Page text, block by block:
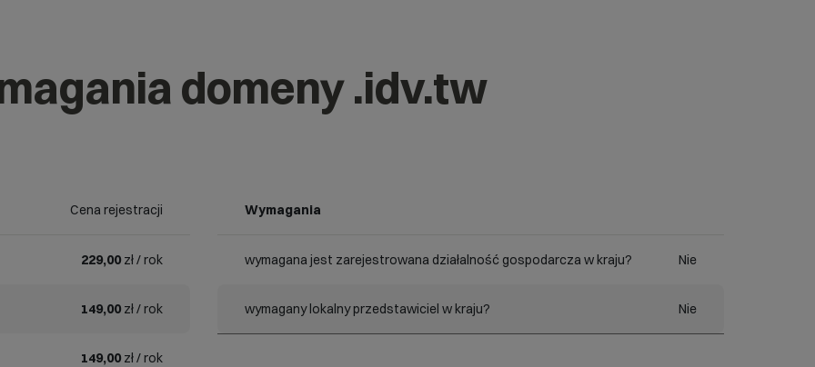
domeny .idv.tw
Cena rejestracji
229,00 zł / rok
149,00 zł / rok
149,00 zł / rok
Wymagania
wymagana jest zarejestrowana działalność gospodarcza w kraju? Nie
wymagany lokalny przedstawiciel w kraju? Nie